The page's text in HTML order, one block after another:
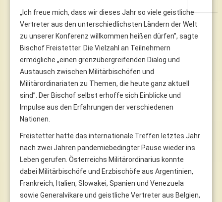
„Ich freue mich, dass wir dieses Jahr so viele geistliche
Vertreter aus den unterschiedlichsten Ländern der Welt
zu unserer Konferenz willkommen heißen dürfen”, sagte
Bischof Freistetter. Die Vielzahl an Teilnehmern
ermögliche „einen grenzübergreifenden Dialog und
Austausch zwischen Militärbischöfen und
Militärordinariaten zu Themen, die heute ganz aktuell
sind”. Der Bischof selbst erhoffe sich Einblicke und
Impulse aus den Erfahrungen der verschiedenen
Nationen.
Freistetter hatte das internationale Treffen letztes Jahr
nach zwei Jahren pandemiebedingter Pause wieder ins
Leben gerufen. Österreichs Militärordinarius konnte
dabei Militärbischöfe und Erzbischöfe aus Argentinien,
Frankreich, Italien, Slowakei, Spanien und Venezuela
sowie Generalvikare und geistliche Vertreter aus Belgien,